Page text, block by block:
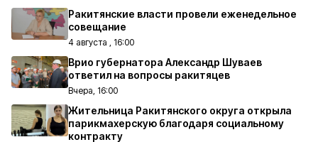
Ракитянские власти провели еженедельное
совещание
4 августа , 16:00
Врио губернатора Александр Шуваев
ответил на вопросы ракитяцев
Вчера, 16:00
Жительница Ракитянского округа открыла
парикмахерскую благодаря социальному
контракту